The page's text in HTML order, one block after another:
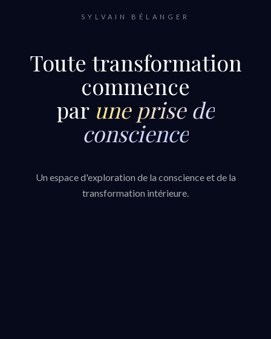
SYLVAIN BÉLANGER
Toute transformation
commence
par une prise de
conscience
Un espace d'exploration de la conscience et de la
transformation intérieure.